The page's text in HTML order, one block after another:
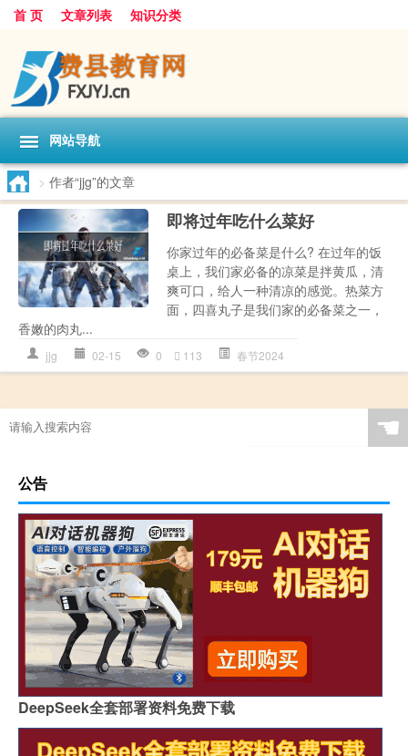
首 页 文章列表 知识分类
网站导航
> 作者“jjg”的文章
即将过年吃什么菜好
你家过年的必备菜是什么? 在过年的饭
桌上，我们家必备的凉菜是拌黄瓜，清
爽可口，给人一种清凉的感觉。热菜方
面，四喜丸子是我们家的必备菜之一，
香嫩的肉丸...
jjg 02-15 0 113 春节2024
☚
公告
DeepSeek全套部署资料免费下载